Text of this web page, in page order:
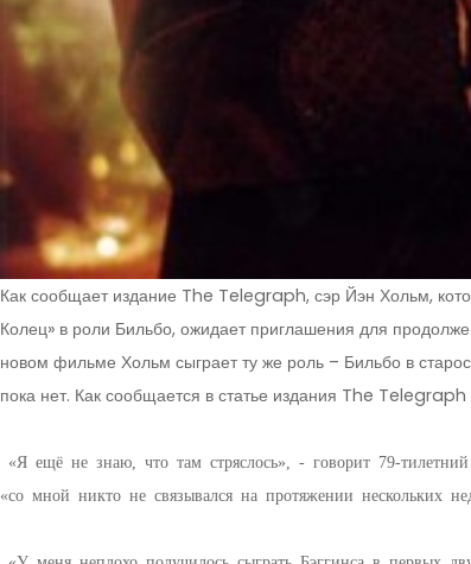
Как сообщает издание The Telegraph, сэр Йэн Хольм,
Колец» в роли Бильбо, ожидает приглашения для
новом фильме Хольм сыграет ту же роль – Бильбо в
пока нет. Как сообщается в статье издания The
«Я ещё не знаю, что там стряслось», - говорит 79-
«со мной никто не связывался на протяжении нескольких
«У меня неплохо получилось сыграть Бэггинса в первых